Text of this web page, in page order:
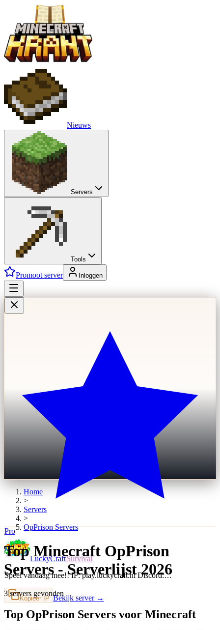
Nieuws
Servers
Tools
Promoot server Inloggen
Pro
LuckyCraftSurvival
Speel vandaag mee!! IP: play.luckycraft.nl Discord:…
Kopieer IP Bekijk server →
Home
>
Servers
>
OpPrisonServers
Top Minecraft OpPrison
Servers - Serverlijst 2026
3 servers gevonden
Top OpPrison Servers voor Minecraft